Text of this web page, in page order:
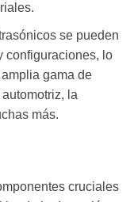
se pueden
configuraciones, lo
gama de
la
más.
cruciales